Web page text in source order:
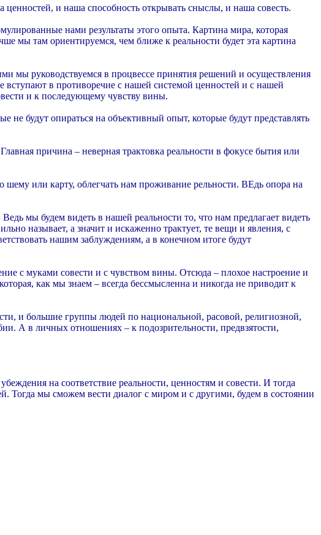
и наша способность открывать сныслы, и наша совесть.
нами результаты этого опыта. Картина мира, которая
мы там ориентируемся, чем ближе к реальности будет эта картина
мы руководствуемся в процвессе принятия решений и осуществления
в противоречие с нашей системой ценностей и с нашей
и к последующему чувству вины.
будут опираться на объективный опыт, которые будут представлять
причина – неверная трактовка реальности в фокусе бытия или
или карту, облегчать нам проживание рельности. ВЕдь опора на
мы будем видеть в нашей реальности то, что нам предлагает видеть
называет, а значит и искаженно трактует, те вещи и явления, с
нашим заблуждениям, а в конечном итоге будут
с муками совести и с чувством вины. Отсюда – плохое настроение и
как мы знаем – всегда бессмысленна и никогда не приводит к
и большие группы людей по национальной, расовой, религиозной,
А в личных отношениях – к подозрительности, предвзятости,
на соответствие реальности, ценностям и совести. И тогда
Тогда мы сможем вести диалог с миром и с другими, будем в состоянии